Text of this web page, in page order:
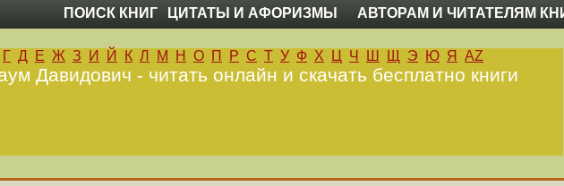
ПОИСК КНИГ ЦИТАТЫ И АФОРИЗМЫ АВТОРАМ И ЧИТАТЕЛЯМ
Г Д Е Ж З И Й К Л М Н О П Р С Т У Ф Х Ц Ч Ш Щ Э Ю Я AZ
Давидович - читать онлайн и скачать бесплатно книги